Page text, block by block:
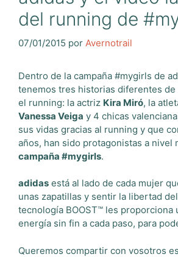
del running de
07/01/2015 por Avernotrail
Dentro de la campaña #mygirls de
tenemos tres historias diferentes de
el running: la actriz Kira Miró, la
Vanessa Veiga y 4 chicas
sus vidas gracias al running y que
años, han sido protagonistas a nivel
campaña #mygirls.
adidas está al lado de cada mujer
unas zapatillas y sentir la libertad
tecnología BOOST™ les proporciona
energía sin fin a cada paso, para
Queremos compartir con vosotros